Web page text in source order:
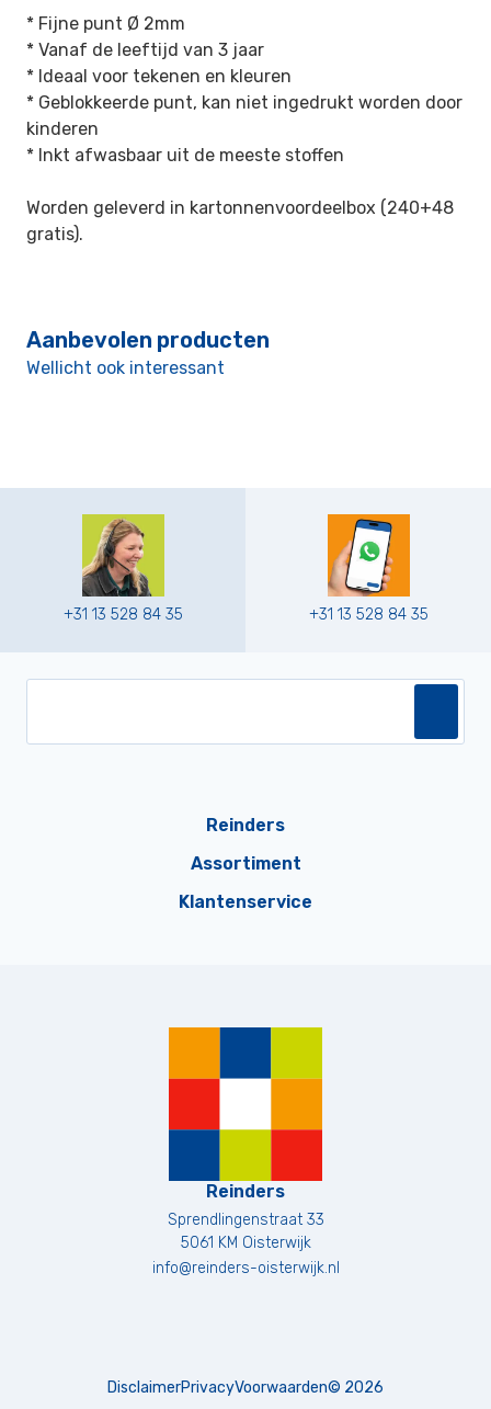
* Fijne punt Ø 2mm
* Vanaf de leeftijd van 3 jaar
* Ideaal voor tekenen en kleuren
* Geblokkeerde punt, kan niet ingedrukt worden door
kinderen
* Inkt afwasbaar uit de meeste stoffen
Worden geleverd in kartonnenvoordeelbox (240+48
gratis).
Aanbevolen producten
Wellicht ook interessant
+31 13 528 84 35 +31 13 528 84 35
Reinders
Assortiment
Klantenservice
Reinders
Sprendlingenstraat 33
5061 KM Oisterwijk
info@reinders-oisterwijk.nl
DisclaimerPrivacyVoorwaarden© 2026